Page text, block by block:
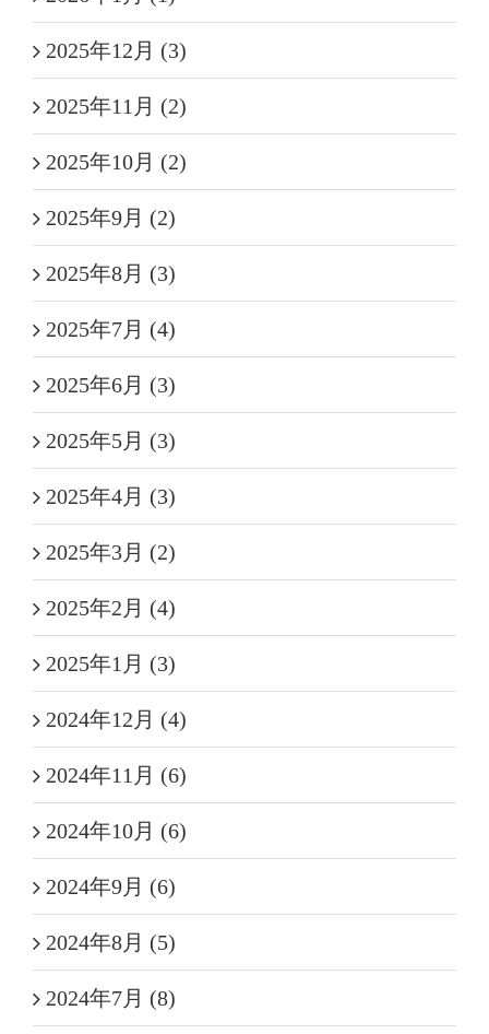
2025年12月 (3)
2025年11月 (2)
2025年10月 (2)
2025年9月 (2)
2025年8月 (3)
2025年7月 (4)
2025年6月 (3)
2025年5月 (3)
2025年4月 (3)
2025年3月 (2)
2025年2月 (4)
2025年1月 (3)
2024年12月 (4)
2024年11月 (6)
2024年10月 (6)
2024年9月 (6)
2024年8月 (5)
2024年7月 (8)